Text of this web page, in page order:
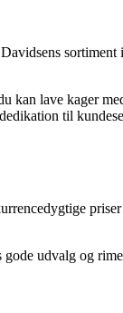
kan lave kager
til
udvalg og